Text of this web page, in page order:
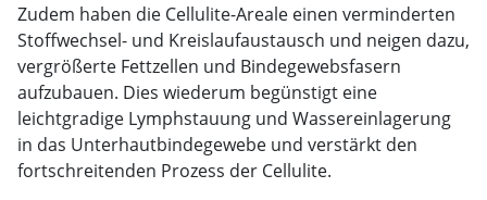
Zudem haben die Cellulite-Areale einen verminderten
Stoffwechsel- und Kreislaufaustausch und neigen dazu,
vergrößerte Fettzellen und Bindegewebsfasern
aufzubauen. Dies wiederum begünstigt eine
leichtgradige Lymphstauung und Wassereinlagerung
in das Unterhautbindegewebe und verstärkt den
fortschreitenden Prozess der Cellulite.